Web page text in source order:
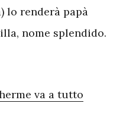
lo renderà papà
nome splendido.
va a tutto